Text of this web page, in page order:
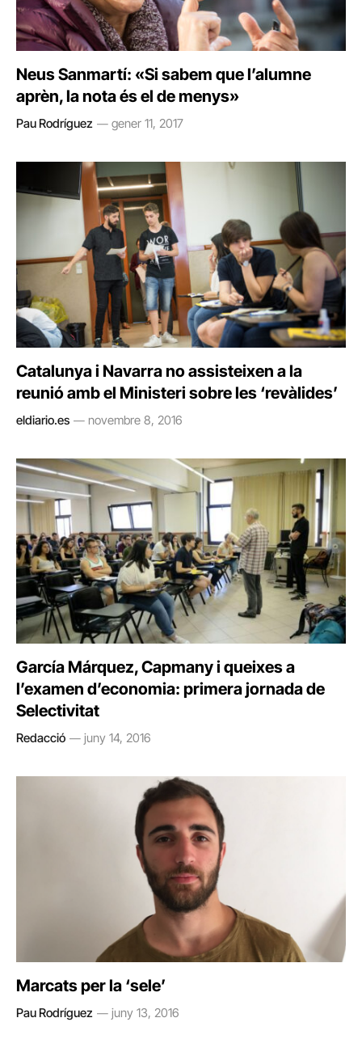
Neus Sanmartí: «Si sabem que l’alumne
aprèn, la nota és el de menys»
Pau Rodríguez gener 11, 2017
Catalunya i Navarra no assisteixen a la
reunió amb el Ministeri sobre les ‘revàlides’
eldiario.es novembre 8, 2016
García Márquez, Capmany i queixes a
l’examen d’economia: primera jornada de
Selectivitat
Redacció juny 14, 2016
Marcats per la ‘sele’
Pau Rodríguez juny 13, 2016